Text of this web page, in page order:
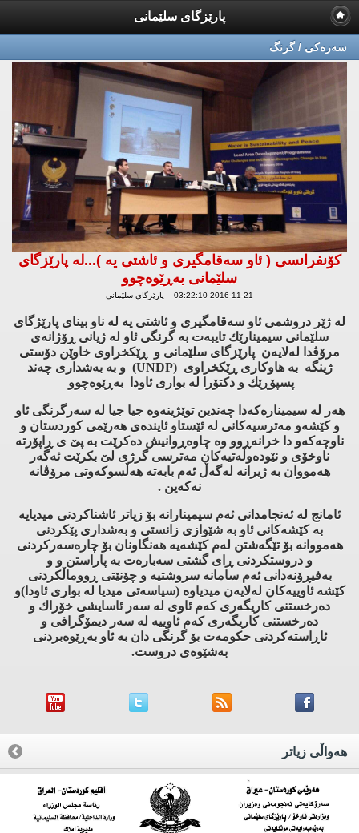
پارێزگای سلێمانی
سه‌ره‌كی / گرنگ
كۆنفرانسی ( ئاو سه‌قامگیری و ئاشتی یه‌ )...له‌ پارێزگای
سلێمانی به‌ڕێوه‌چوو
2016-11-21 03:22:10 پارێزگای سلێمانی
له‌ ژێر دروشمی ئاو سه‌قامگیری و ئاشتی یه‌ له‌ ناو بینای پارێژگای
سلێمانی سیمینارێك تایبه‌ت به‌ گرنگی ئاو له‌ ژیانی ڕۆژانه‌ی
مرۆڤدا له‌لایه‌ن پارێزگای سلێمانی و ڕێكخراوی خاوێن دۆستی
ژینگه‌ به‌ هاوكاری ڕێكخراوی (UNDP) و به‌ به‌شداری چه‌ند
پسپۆڕێك و دكتۆرا له‌ بواری ئاودا به‌ڕێوه‌چوو
هه‌ر له‌ سیمیناره‌كه‌دا چه‌ندین توێژینه‌وه‌ جیا جیا له‌ سه‌رگرنگی ئاو
و كێشه‌و مه‌ترسیه‌كانی له‌ ئێستاو ئاینده‌ی هه‌رێمی كوردستان و
ناوچه‌كه‌و دا خرانه‌ڕوو وه‌ چاوه‌ڕوانیش ده‌كرێت به‌ پێ ی ڕاپۆرته‌
ناوخۆی و نێوده‌وڵه‌تیه‌كان مه‌ترسی گرژی لێ بكرێت ئه‌گه‌ر
هه‌مووان به‌ ژیرانه‌ له‌گه‌ڵ ئه‌م بابه‌ته‌ هه‌ڵسوكه‌وتی مرۆڤانه‌
نه‌كه‌ین .
ئامانج له‌ ئه‌نجامدانی ئه‌م سیمینارانه‌ بۆ زیاتر ئاشناكردنی میدیایه‌
به‌ كێشه‌كانی ئاو به‌ شێوازی زانستی و به‌شداری پێكردنی
هه‌مووانه‌ بۆ تێگه‌شتن له‌م كێشه‌یه‌ هه‌نگاونان بۆ چاره‌سه‌ركردنی
و دروستكردنی ڕای گشتی سه‌باره‌ت به‌ پاراستن و و
به‌فیڕۆنه‌دانی ئه‌م سامانه‌ سروشتیه‌ و چۆنێتی ڕووماڵكردنی
كێشه‌ ئاوییه‌كان له‌لایه‌ن میدیاوه‌ (سیاسه‌تی میدیا له‌ بواری ئاودا)و
ده‌رخستنی كاریگه‌ری كه‌م ئاوی له‌ سه‌ر ئاسایشی خۆراك و
ده‌رخستنی كاریگه‌ری كه‌م ئاوییه‌ له‌ سه‌ر دیمۆگرافی و
ئاڕاسته‌كردنی حكومه‌ت بۆ گرنگی دان به‌ ئاو به‌ڕێوه‌بردنی
به‌شێوه‌ی دروست.
هه‌واڵی زیاتر